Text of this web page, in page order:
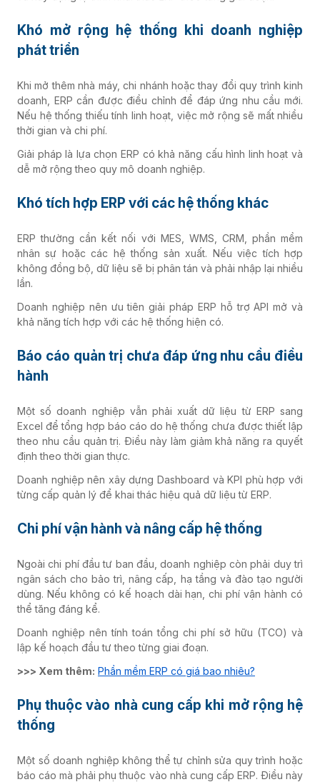
Khó mở rộng hệ thống khi doanh nghiệp
phát triển
Khi mở thêm nhà máy, chi nhánh hoặc thay đổi quy trình kinh
doanh, ERP cần được điều chỉnh để đáp ứng nhu cầu mới.
Nếu hệ thống thiếu tính linh hoạt, việc mở rộng sẽ mất nhiều
thời gian và chi phí.
Giải pháp là lựa chọn ERP có khả năng cấu hình linh hoạt và
dễ mở rộng theo quy mô doanh nghiệp.
Khó tích hợp ERP với các hệ thống khác
ERP thường cần kết nối với MES, WMS, CRM, phần mềm
nhân sự hoặc các hệ thống sản xuất. Nếu việc tích hợp
không đồng bộ, dữ liệu sẽ bị phân tán và phải nhập lại nhiều
lần.
Doanh nghiệp nên ưu tiên giải pháp ERP hỗ trợ API mở và
khả năng tích hợp với các hệ thống hiện có.
Báo cáo quản trị chưa đáp ứng nhu cầu điều
hành
Một số doanh nghiệp vẫn phải xuất dữ liệu từ ERP sang
Excel để tổng hợp báo cáo do hệ thống chưa được thiết lập
theo nhu cầu quản trị. Điều này làm giảm khả năng ra quyết
định theo thời gian thực.
Doanh nghiệp nên xây dựng Dashboard và KPI phù hợp với
từng cấp quản lý để khai thác hiệu quả dữ liệu từ ERP.
Chi phí vận hành và nâng cấp hệ thống
Ngoài chi phí đầu tư ban đầu, doanh nghiệp còn phải duy trì
ngân sách cho bảo trì, nâng cấp, hạ tầng và đào tạo người
dùng. Nếu không có kế hoạch dài hạn, chi phí vận hành có
thể tăng đáng kể.
Doanh nghiệp nên tính toán tổng chi phí sở hữu (TCO) và
lập kế hoạch đầu tư theo từng giai đoạn.
>>> Xem thêm: Phần mềm ERP có giá bao nhiêu?
Phụ thuộc vào nhà cung cấp khi mở rộng hệ
thống
Một số doanh nghiệp không thể tự chỉnh sửa quy trình hoặc
báo cáo mà phải phụ thuộc vào nhà cung cấp ERP. Điều này